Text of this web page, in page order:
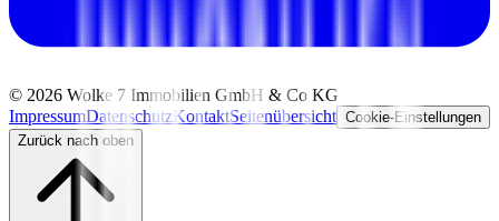
© 2026 Wolke 7 Immobilien GmbH & Co KG
ImpressumDatenschutzKontaktSeitenübersicht Cookie-Einstellungen
Zurück nach oben